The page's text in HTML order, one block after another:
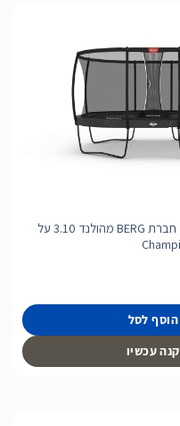
טרמפולינה אובלית של חברת BERG מהולנד 3.10 על
הוסף לסל
קנה עכשיו